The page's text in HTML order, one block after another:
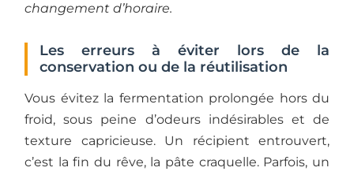
changement d’horaire.
Les erreurs à éviter lors de la
conservation ou de la réutilisation
Vous évitez la fermentation prolongée hors du
froid, sous peine d’odeurs indésirables et de
texture capricieuse. Un récipient entrouvert,
c’est la fin du rêve, la pâte craquelle. Parfois, un